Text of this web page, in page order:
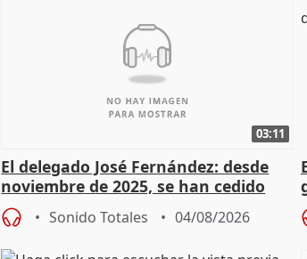
03:11
El delegado José Fernández: desde
noviembre de 2025, se han cedido
9.810 ayudas por nacimiento
Sonido Totales 04/08/2026